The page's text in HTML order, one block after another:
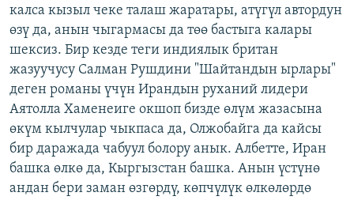
калса кызыл чеке талаш жаратары, атүгүл автордун
өзү да, анын чыгармасы да төө бастыга калары
шексиз. Бир кезде теги индиялык британ
жазуучусу Салман Рушдини "Шайтандын ырлары"
деген романы үчүн Ирандын руханий лидери
Аятолла Хаменеиге окшоп бизде өлүм жазасына
өкүм кылчулар чыкпаса да, Олжобайга да кайсы
бир даражада чабуул болору анык. Албетте, Иран
башка өлкө да, Кыргызстан башка. Анын үстүнө
андан бери заман өзгөрдү, көпчүлүк өлкөлөрдө